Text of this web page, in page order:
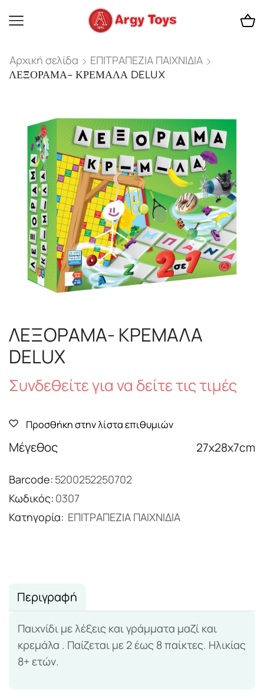
Αρχική σελίδα ΕΠΙΤΡΑΠΕΖΙΑ ΠΑΙΧΝΙΔΙΑ
ΛΕΞΟΡΑΜΑ- ΚΡΕΜΑΛΑ DELUX
ΛΕΞΟΡΑΜΑ- ΚΡΕΜΑΛΑ
DELUX
Συνδεθείτε για να δείτε τις τιμές
Προσθήκη στην λίστα επιθυμιών
Μέγεθος 27x28x7cm
Barcode: 5200252250702
Κωδικός: 0307
Κατηγορία: ΕΠΙΤΡΑΠΕΖΙΑ ΠΑΙΧΝΙΔΙΑ
Περιγραφή
Παιχνίδι με λέξεις και γράμματα μαζί και
κρεμάλα . Παίζεται με 2 έως 8 παίκτες. Ηλικίας
8+ ετών.